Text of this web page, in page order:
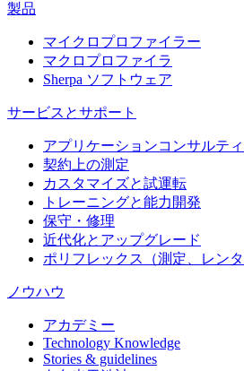
製品
マイクロプロファイラー
マクロプロファイラ
Sherpa ソフトウェア
サービスとサポート
アプリケーションコンサルテ
契約上の測定
カスタマイズと試運転
トレーニングと能力開発
保守・修理
近代化とアップグレード
ポリフレックス（測定、レンタ
ノウハウ
アカデミー
Technology Knowledge
Stories & guidelines